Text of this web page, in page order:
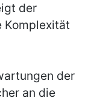
der
Komplexität
der
an die